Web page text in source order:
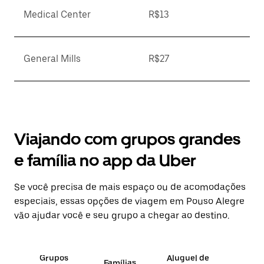
Medical Center R$13
General Mills R$27
Viajando com grupos grandes
e família no app da Uber
Se você precisa de mais espaço ou de acomodações
especiais, essas opções de viagem em Pouso Alegre
vão ajudar você e seu grupo a chegar ao destino.
Grupos
Aluguel de